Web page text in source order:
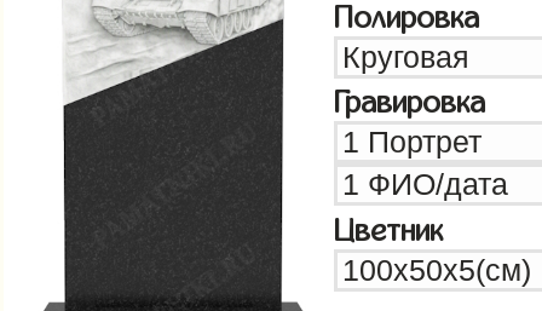
Полировка
Гравировка
Цветник